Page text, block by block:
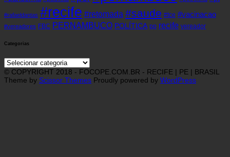
#rafaeldantas #recife #retomada #saude #tce #vacinacao
#vereadores FBC PERNAMBUCO POLÍTICA pp recife vereador
Categorias
Categorias
© COPYRIGHT 2018 - FOCOPE.COM.BR - RECIFE | PE | BRASIL
Theme by Scissor Themes Proudly powered by WordPress